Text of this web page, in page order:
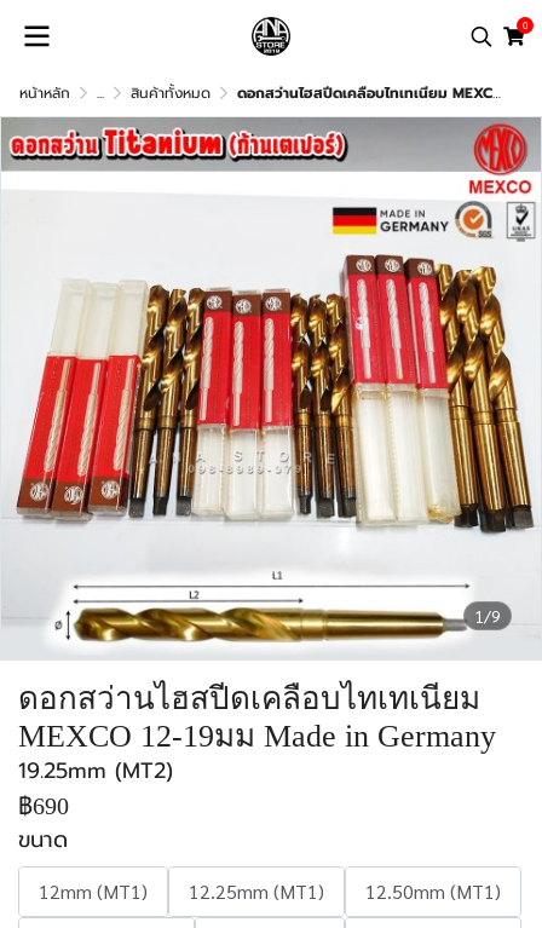
0
หน้าหลัก ... สินค้าทั้งหมด ดอกสว่านไฮสปีดเคลือบไทเทเนียม MEXCO 12-19มม Made in Germany
1/9
ดอกสว่านไฮสปีดเคลือบไทเทเนียม
MEXCO 12-19มม Made in Germany
19.25mm (MT2)
฿690
ขนาด
12mm (MT1) 12.25mm (MT1)
12.50mm (MT1)